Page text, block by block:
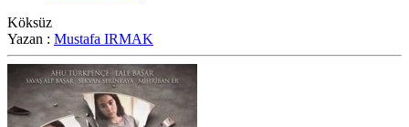
Köksüz
Yazan : Mustafa IRMAK